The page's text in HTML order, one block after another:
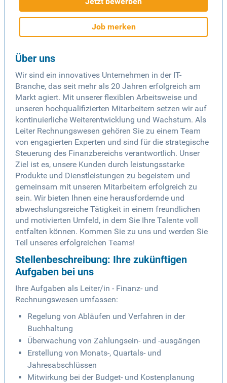
Job merken
Über uns
Wir sind ein innovatives Unternehmen in der IT-
Branche, das seit mehr als 20 Jahren erfolgreich am
Markt agiert. Mit unserer flexiblen Arbeitsweise und
unseren hochqualifizierten Mitarbeitern setzen wir auf
kontinuierliche Weiterentwicklung und Wachstum. Als
Leiter Rechnungswesen gehören Sie zu einem Team
von engagierten Experten und sind für die strategische
Steuerung des Finanzbereichs verantwortlich. Unser
Ziel ist es, unsere Kunden durch leistungsstarke
Produkte und Dienstleistungen zu begeistern und
gemeinsam mit unseren Mitarbeitern erfolgreich zu
sein. Wir bieten Ihnen eine herausfordernde und
abwechslungsreiche Tätigkeit in einem freundlichen
und motivierten Umfeld, in dem Sie Ihre Talente voll
entfalten können. Kommen Sie zu uns und werden Sie
Teil unseres erfolgreichen Teams!
Stellenbeschreibung: Ihre zukünftigen
Aufgaben bei uns
Ihre Aufgaben als Leiter/in - Finanz- und
Rechnungswesen umfassen:
Regelung von Abläufen und Verfahren in der
Buchhaltung
Überwachung von Zahlungsein- und -ausgängen
Erstellung von Monats-, Quartals- und
Jahresabschlüssen
Mitwirkung bei der Budget- und Kostenplanung